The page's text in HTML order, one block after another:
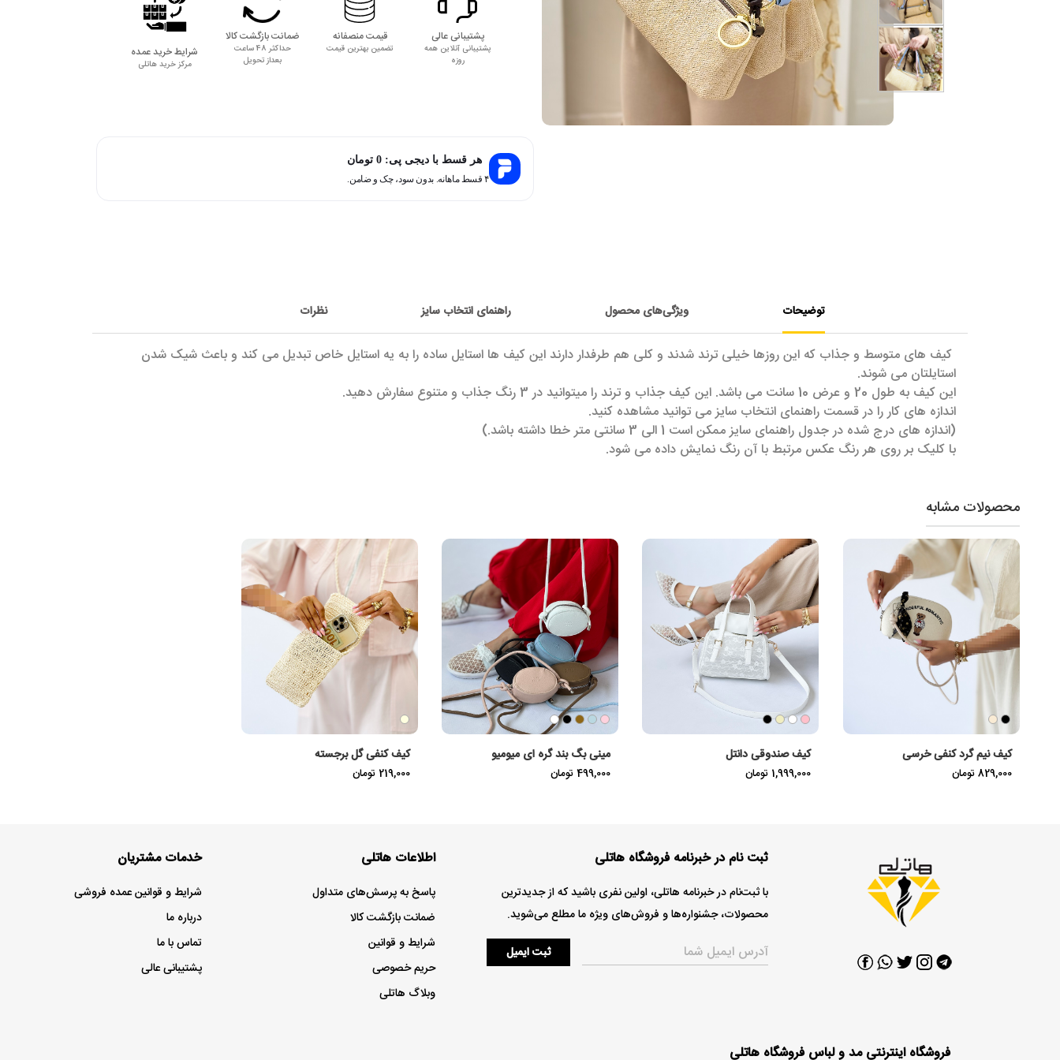
پشتیبانی عالی
پشتیبانی آنلاین همه
روزه
قیمت منصفانه
تضمین بهترین قیمت
ضمانت بازگشت کالا
حداکثر 48 ساعت
بعداز تحویل
شرایط خرید عمده
مرکز خرید هاتلی
هر قسط با دیجی پی: 0 تومان
۴ قسط ماهانه. بدون سود، چک و ضامن.
توضیحات ویژگی‌های محصول راهنمای انتخاب سایز نظرات
کیف های متوسط و جذاب که این روزها خیلی ترند شدند و کلی هم طرفدار دارند این کیف ها استایل ساده را به یه استایل خاص تبدیل می کند و باعث شیک شدن
استایلتان می شوند.
این کیف به طول 20 و عرض 10 سانت می باشد. این کیف جذاب و ترند را میتوانید در 3 رنگ جذاب و متنوع سفارش دهید.
اندازه های کار را در قسمت راهنمای انتخاب سایز می توانید مشاهده کنید.
(اندازه های درج شده در جدول راهنمای سایز ممکن است 1 الی 3 سانتی متر خطا داشته باشد.)
با کلیک بر روی هر رنگ عکس مرتبط با آن رنگ نمایش داده می شود.
محصولات مشابه
کیف نیم گرد کنفی خرسی
829,000 تومان
کیف صندوقی دانتل
1,999,000 تومان
مینی بگ بند گره ای میومیو
499,000 تومان
کیف کنفی گل برجسته
219,000 تومان
ثبت نام در خبرنامه فروشگاه هاتلی
با ثبت‌نام در خبرنامه هاتلی، اولین نفری باشید که از جدیدترین
محصولات، جشنواره‌ها و فروش‌های ویژه ما مطلع می‌شوید.
ثبت ایمیل
اطلاعات هاتلی
پاسخ به پرسش‌های متداول
ضمانت بازگشت کالا
شرایط و قوانین
حریم خصوصی
وبلاگ هاتلی
خدمات مشتریان
شرایط و قوانین عمده فروشی
درباره ما
تماس با ما
پشتیبانی عالی
فروشگاه اینترنتی مد و لباس فروشگاه هاتلی